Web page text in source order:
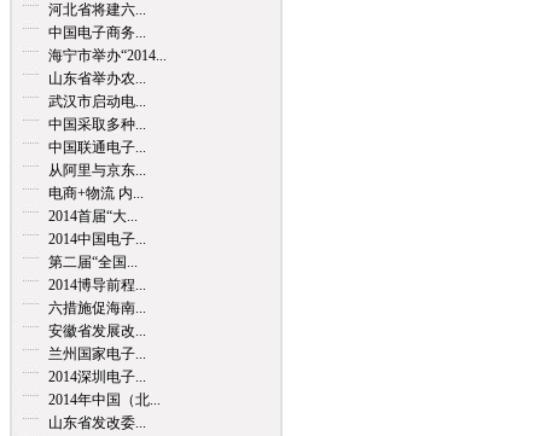
河北省将建六...
中国电子商务...
海宁市举办“2014...
山东省举办农...
武汉市启动电...
中国采取多种...
中国联通电子...
从阿里与京东...
电商+物流 内...
2014首届“大...
2014中国电子...
第二届“全国...
2014博导前程...
六措施促海南...
安徽省发展改...
兰州国家电子...
2014深圳电子...
2014年中国（北...
山东省发改委...